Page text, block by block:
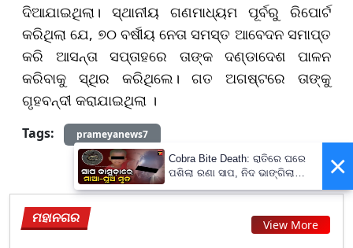
ଦିଆଯାଇଥିଲା। ସ୍ଥାନୀୟ ଗଣମାଧ୍ୟମ ପୂର୍ବରୁ ରିପୋର୍ଟ
କରିଥିଲା ଯେ, ୭୦ ବର୍ଷୀୟ ନେତା ସମସ୍ତ ଆବେଦନ ସମାପ୍ତ
କରି ଆସନ୍ତା ସପ୍ତାହରେ ତାଙ୍କ ଦଣ୍ଡାଦେଶ ପାଳନ
କରିବାକୁ ସ୍ଥିର କରିଥିଲେ। ଗତ ଅଗଷ୍ଟରେ ତାଙ୍କୁ
ଗୃହବନ୍ଦୀ କରାଯାଇଥିଲା ।
Tags: prameyanews7
ମହାନଗର View More
×
Cobra Bite Death: ରାତିରେ ଘରେ
ପଶିଲା ରଣା ସାପ, ନିଦ ଭାଙ୍ଗିଲା
ବେଳକୁ ଆଉ ନଥିଲେ ମା’-ପୁଅ